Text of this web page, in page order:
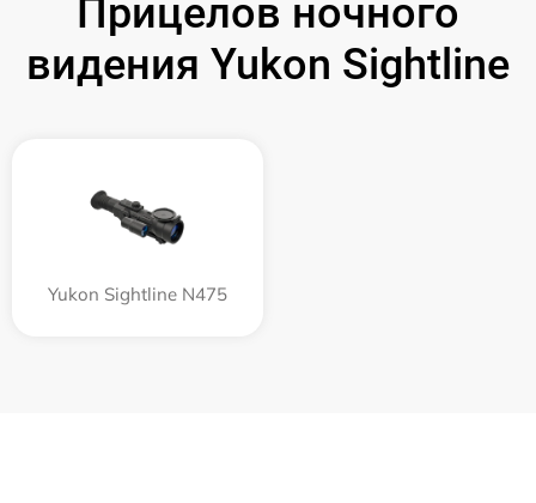
Прицелов ночного
видения Yukon Sightline
Yukon Sightline N475